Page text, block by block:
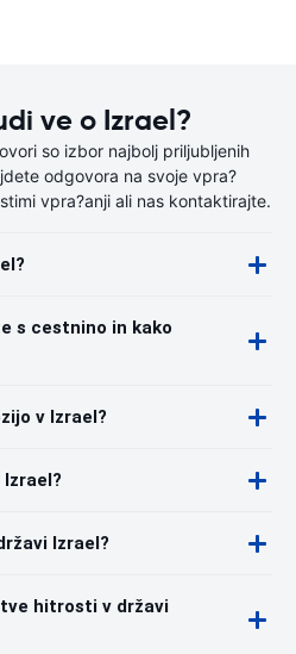
ve o Izrael?
so izbor najbolj priljubljenih
odgovora na svoje vpra?
vpra?anji ali nas kontaktirajte.
s cestnino in kako
v Izrael?
Izrael?
hitrosti v državi